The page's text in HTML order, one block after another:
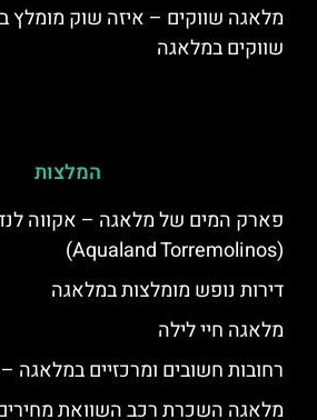
מלאגה שווקים – איזה שוק
שווקים במלאגה
המלצות
פארק המים של מלאגה – אקווה
(Aqualand Torremolinos)
דירות נופש מומלצות במלאגה
מלאגה חיי לילה
רחובות חשובים ומרכזיים במלאגה
מלאגה השכרת רכב השוואת